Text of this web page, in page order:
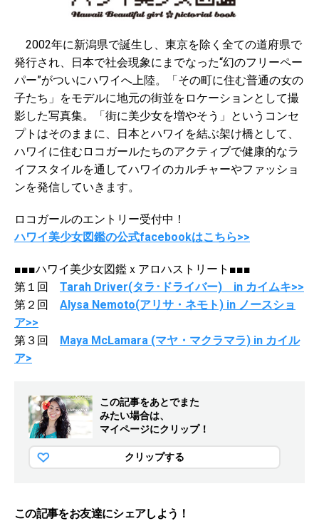
2002年に新潟県で誕生し、東京を除く全ての道府県で
発行され、日本で社会現象にまでなった“幻のフリーペー
パー”がついにハワイへ上陸。「その町に住む普通の女の
子たち」をモデルに地元の街並をロケーションとして撮
影した写真集。「街に美少女を増やそう」というコンセ
プトはそのままに、日本とハワイを結ぶ架け橋として、
ハワイに住むロコガールたちのアクティブで健康的なラ
イフスタイルを通してハワイのカルチャーやファッショ
ンを発信していきます。
ロコガールのエントリー受付中！
ハワイ美少女図鑑の公式facebookはこちら>>
■■■ハワイ美少女図鑑ｘアロハストリート■■■
第１回 Tarah Driver(タラ･ドライバー) in カイムキ>>
第２回 Alysa Nemoto(アリサ・ネモト) in ノースショ
ア>>
第３回 Maya McLamara (マヤ・マクラマラ) in カイル
ア>
この記事をあとでまた
みたい場合は、
マイページにクリップ！
クリップする
この記事をお友達にシェアしよう！